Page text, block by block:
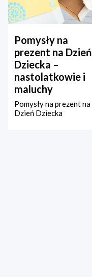
Pomysły na
prezent na Dzień
Dziecka –
nastolatkowie i
maluchy
Pomysły na prezent na
Dzień Dziecka